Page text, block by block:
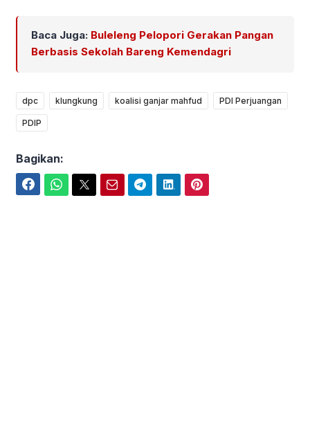
Baca Juga: Buleleng Pelopori Gerakan Pangan
Berbasis Sekolah Bareng Kemendagri
dpc klungkung koalisi ganjar mahfud PDI Perjuangan
PDIP
Bagikan: